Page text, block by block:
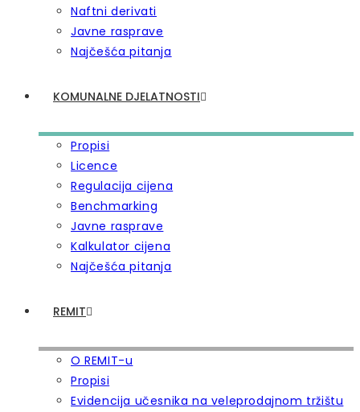
Naftni derivati
Javne rasprave
Najčešća pitanja
KOMUNALNE DJELATNOSTI
Propisi
Licence
Regulacija cijena
Benchmarking
Javne rasprave
Kalkulator cijena
Najčešća pitanja
REMIT
O REMIT-u
Propisi
Evidencija učesnika na veleprodajnom tržištu